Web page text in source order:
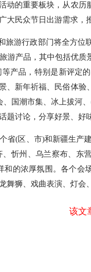
的重要板块，从农历
民众节日出游需求，
游行政部门将全方位
游产品，其中包括优
产品，特别是新评定
、新年祈福、民俗体
国潮市集、冰上拔河
题讨论，分享好景、好
(区、市)和新疆生产
忻州、乌兰察布、东
的浓厚氛围。各个会
舞狮、戏曲表演、灯会
该文